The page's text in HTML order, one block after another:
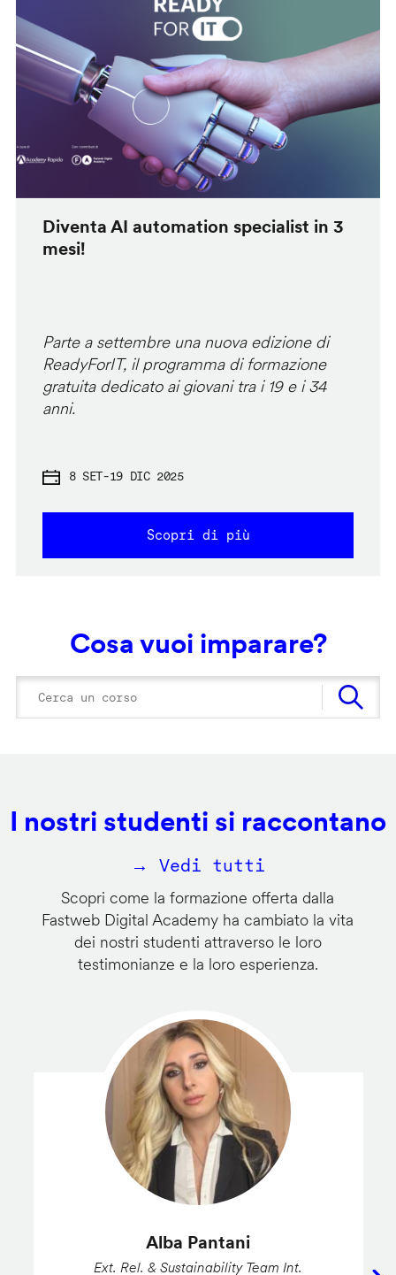
Diventa AI automation specialist in 3
mesi!
Parte a settembre una nuova edizione di
ReadyForIT, il programma di formazione
gratuita dedicato ai giovani tra i 19 e i 34
anni.
8 SET-19 DIC 2025
Scopri di più
Cosa vuoi imparare?
I nostri studenti si raccontano
→ Vedi tutti
Scopri come la formazione offerta dalla
Fastweb Digital Academy ha cambiato la vita
dei nostri studenti attraverso le loro
testimonianze e la loro esperienza.
Alba Pantani
Ext. Rel. & Sustainability Team Int.